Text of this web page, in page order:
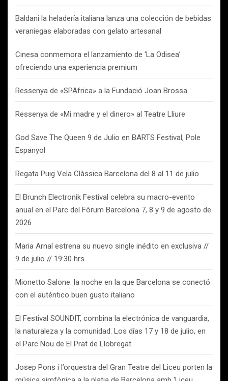
Baldani la heladería italiana lanza una colección de bebidas
veraniegas elaboradas con gelato artesanal
Cinesa conmemora el lanzamiento de ‘La Odisea’
ofreciendo una experiencia premium
Ressenya de «SPAfrica» a la Fundació Joan Brossa
Ressenya de «Mi madre y el dinero» al Teatre Lliure
God Save The Queen 9 de Julio en BARTS Festival, Pole
Espanyol
Regata Puig Vela Clàssica Barcelona del 8 al 11 de julio
El Brunch Electronik Festival celebra su macro-evento
anual en el Parc del Fòrum Barcelona 7, 8 y 9 de agosto de
2026
Maria Arnal estrena su nuevo single inédito en exclusiva //
9 de julio // 19:30 hrs.
Mionetto Salone: la noche en la que Barcelona se conectó
con el auténtico buen gusto italiano
El Festival SOUNDIT, combina la electrónica de vanguardia,
la naturaleza y la comunidad. Los días 17 y 18 de julio, en
el Parc Nou de El Prat de Llobregat
Josep Pons i l’orquestra del Gran Teatre del Liceu porten la